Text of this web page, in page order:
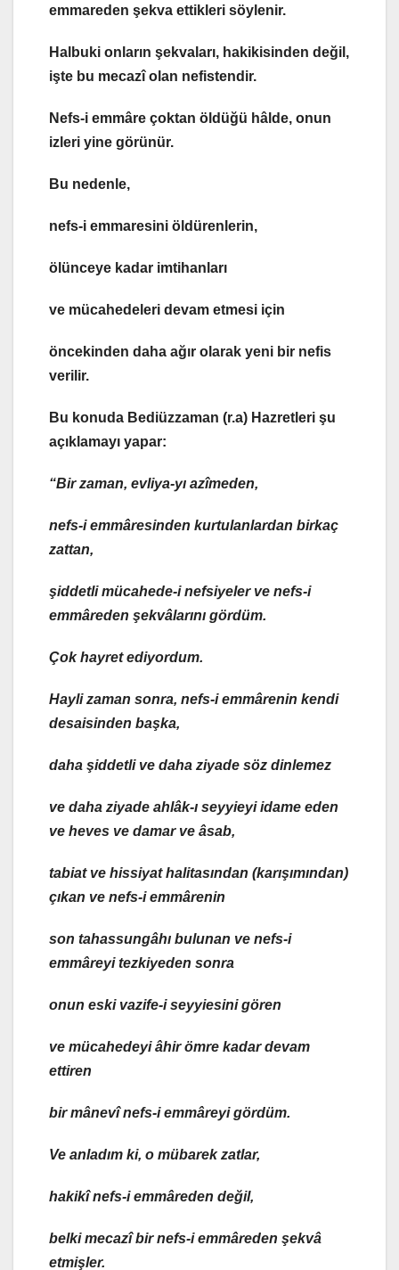
emmareden şekva ettikleri söylenir.
Halbuki onların şekvaları, hakikisinden değil,
işte bu mecazî olan nefistendir.
Nefs-i emmâre çoktan öldüğü hâlde, onun
izleri yine görünür.
Bu nedenle,
nefs-i emmaresini öldürenlerin,
ölünceye kadar imtihanları
ve mücahedeleri devam etmesi için
öncekinden daha ağır olarak yeni bir nefis
verilir.
Bu konuda Bediüzzaman (r.a) Hazretleri şu
açıklamayı yapar:
“Bir zaman, evliya-yı azîmeden,
nefs-i emmâresinden kurtulanlardan birkaç
zattan,
şiddetli mücahede-i nefsiyeler ve nefs-i
emmâreden şekvâlarını gördüm.
Çok hayret ediyordum.
Hayli zaman sonra, nefs-i emmârenin kendi
desaisinden başka,
daha şiddetli ve daha ziyade söz dinlemez
ve daha ziyade ahlâk-ı seyyieyi idame eden
ve heves ve damar ve âsab,
tabiat ve hissiyat halitasından (karışımından)
çıkan ve nefs-i emmârenin
son tahassungâhı bulunan ve nefs-i
emmâreyi tezkiyeden sonra
onun eski vazife-i seyyiesini gören
ve mücahedeyi âhir ömre kadar devam
ettiren
bir mânevî nefs-i emmâreyi gördüm.
Ve anladım ki, o mübarek zatlar,
hakikî nefs-i emmâreden değil,
belki mecazî bir nefs-i emmâreden şekvâ
etmişler.